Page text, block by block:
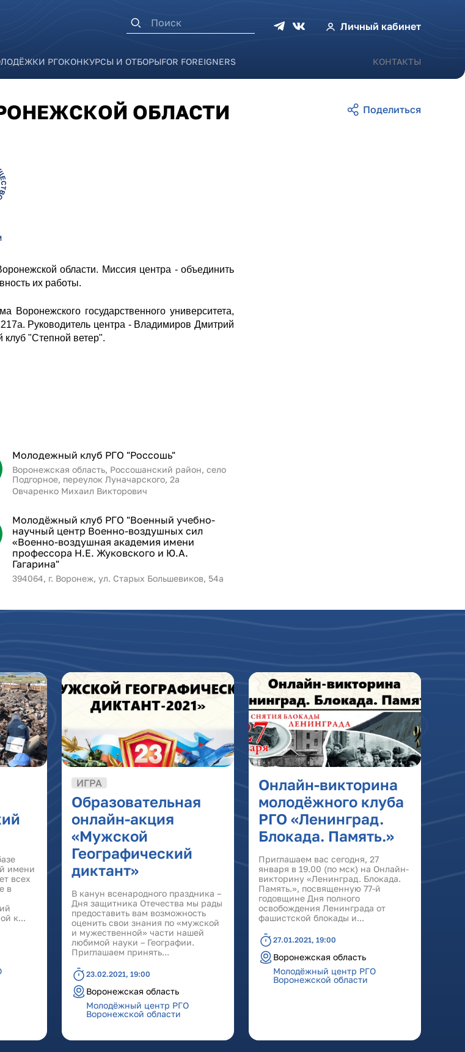
Личный кабинет
Форма поиска
РГОКОНКУРСЫ И ОТБОРЫFOR FOREIGNERS КОНТАКТЫ
ОБЛАСТИ
области. Миссия центра - объединить
их работы.
Воронежского государственного университета,
Руководитель центра - Владимиров Дмитрий
"Степной ветер".
Молодежный клуб РГО "Россошь"
Воронежская область, Россошанский район, село
Подгорное, переулок Луначарского, 2а
Овчаренко Михаил Викторович
Молодёжный клуб РГО "Военный учебно-
научный центр Военно-воздушных сил
«Военно-воздушная академия имени
профессора Н.Е. Жуковского и Ю.А.
Гагарина"
394064, г. Воронеж, ул. Старых Большевиков, 54а
имени
всех
в
к...
ИГРА
Образовательная
онлайн-акция
«Мужской
Географический
диктант»
В канун всенародного праздника –
Дня защитника Отечества мы рады
предоставить вам возможность
оценить свои знания по «мужской
и мужественной» части нашей
любимой науки – Географии.
Приглашаем принять...
23.02.2021, 19:00
Воронежская область
Молодёжный центр РГО
Воронежской области
Онлайн-викторина
молодёжного клуба
РГО «Ленинград.
Блокада. Память.»
Приглашаем вас сегодня, 27
января в 19.00 (по мск) на Онлайн-
викторину «Ленинград. Блокада.
Память.», посвященную 77-й
годовщине Дня полного
освобождения Ленинграда от
фашистской блокады и...
27.01.2021, 19:00
Воронежская область
Молодёжный центр РГО
Воронежской области